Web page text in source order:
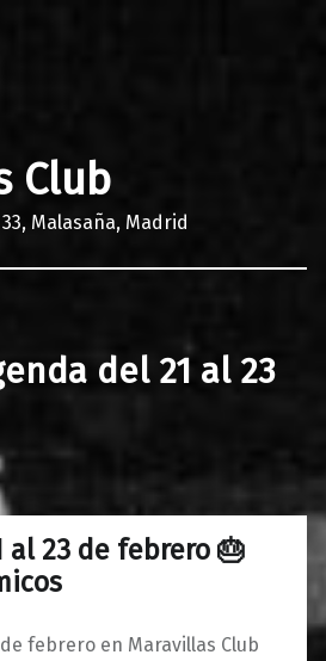
Club
Malasaña, Madrid
del 21 al 23
al 23 de febrero 🎂
febrero en Maravillas Club